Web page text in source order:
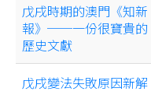
戊戌時期的澳門《知新
報》──一份很寶貴的
歷史文獻
戊戌變法失敗原因新解